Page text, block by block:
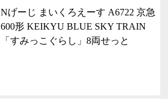
Nげーじ まいくろえーす A6722 京急
600形 KEIKYU BLUE SKY TRAIN
「すみっこぐらし」8両せっと